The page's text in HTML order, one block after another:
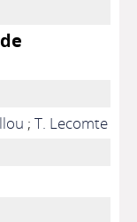
;T. Lecomte